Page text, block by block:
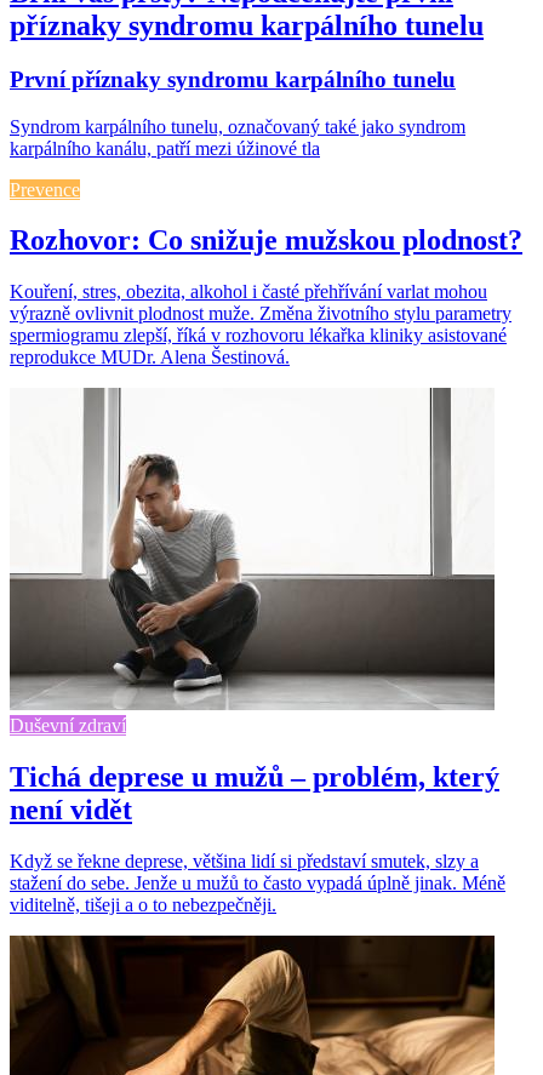
příznaky syndromu karpálního tunelu
První příznaky syndromu karpálního tunelu
Syndrom karpálního tunelu, označovaný také jako syndrom
karpálního kanálu, patří mezi úžinové tla
Prevence
Rozhovor: Co snižuje mužskou plodnost?
Kouření, stres, obezita, alkohol i časté přehřívání varlat mohou
výrazně ovlivnit plodnost muže. Změna životního stylu parametry
spermiogramu zlepší, říká v rozhovoru lékařka kliniky asistované
reprodukce MUDr. Alena Šestinová.
Duševní zdraví
Tichá deprese u mužů – problém, který
není vidět
Když se řekne deprese, většina lidí si představí smutek, slzy a
stažení do sebe. Jenže u mužů to často vypadá úplně jinak. Méně
viditelně, tišeji a o to nebezpečněji.